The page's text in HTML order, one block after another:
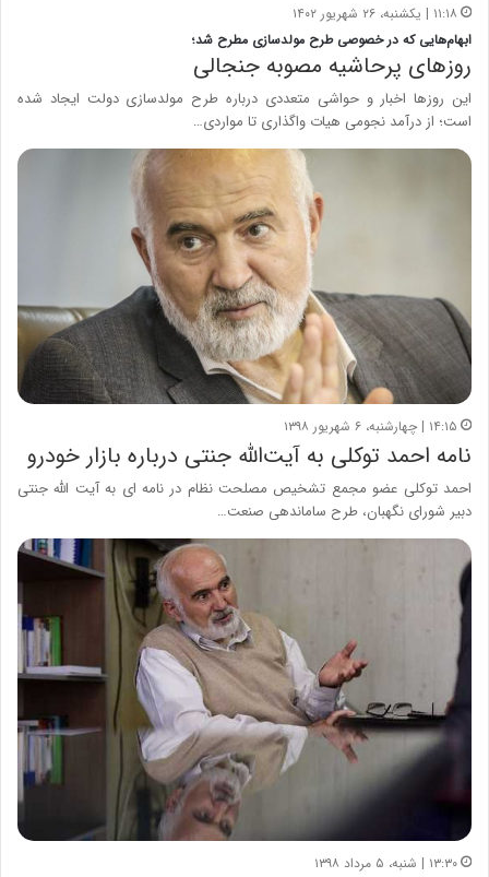
۱۱:۱۸ | یکشنبه، ۲۶ شهریور ۱۴۰۲
ابهام‌هایی که در خصوصی طرح مولدسازی مطرح شد؛
روزهای پرحاشیه مصوبه جنجالی
این روزها اخبار و حواشی متعددی درباره طرح مولدسازی دولت ایجاد شده
است؛ از درآمد نجومی هیات واگذاری تا مواردی…
۱۴:۱۵ | چهارشنبه، ۶ شهریور ۱۳۹۸
نامه احمد توکلی به آیت‌الله جنتی درباره بازار خودرو
احمد توکلی عضو مجمع تشخیص مصلحت نظام در نامه ای به آیت الله جنتی
دبیر شورای نگهبان، طرح ساماندهی صنعت…
۱۳:۳۰ | شنبه، ۵ مرداد ۱۳۹۸